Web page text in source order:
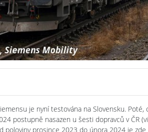
je nyní testována na Slovensku.
postupně nasazen u šesti dopravců v ČR
poloviny prosince 2023 do února 2024 je